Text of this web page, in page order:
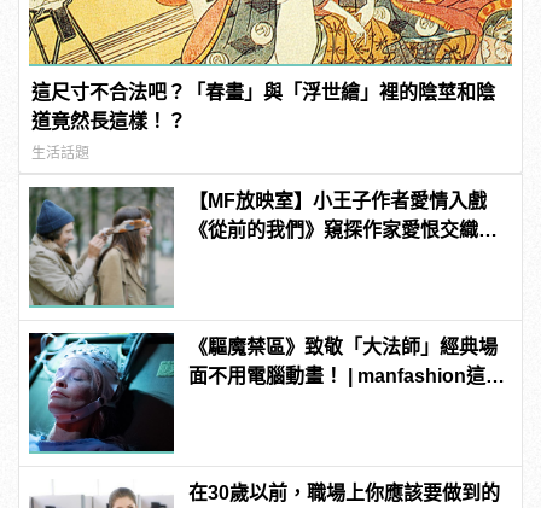
這尺寸不合法吧？「春畫」與「浮世繪」裡的陰莖和陰
道竟然長這樣！？
生活話題
【MF放映室】小王子作者愛情入戲
《從前的我們》窺探作家愛恨交織的
《驅魔禁區》致敬「大法師」經典場
面不用電腦動畫！ | manfashion這樣
在30歲以前，職場上你應該要做到的